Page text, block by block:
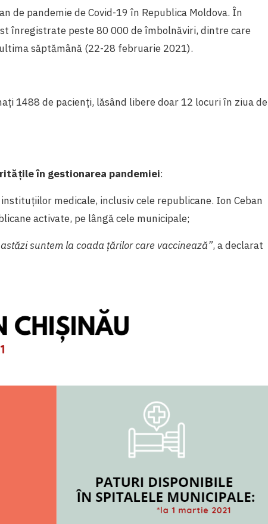
de pandemie de Covid-19 în Republica Moldova. În
înregistrate peste 80 000 de îmbolnăviri, dintre care
săptămână (22-28 februarie 2021).
1488 de pacienți, lăsând libere doar 12 locuri în ziua de
în gestionarea pandemiei:
medicale, inclusiv cele republicane. Ion Ceban
activate, pe lângă cele municipale;
suntem la coada țărilor care vaccinează”, a declarat